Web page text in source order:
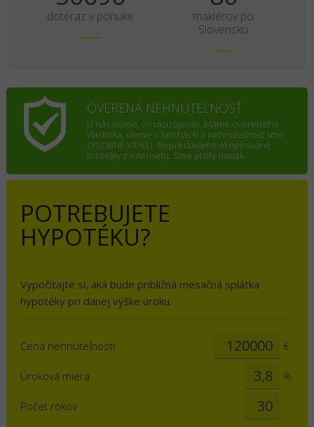
doteraz v ponuke
maklérov po
Slovensku
OVERENÁ NEHNUTEĽNOSŤ
U nás vieme, čo ukazujeme. Máme overeného
vlastníka, vieme o ťarchách a nehnuteľnosť sme
OSOBNE VIDELI. Nepredávame okopírované
inzeráty z internetu. Sme profesionáli.
POTREBUJETE
HYPOTÉKU?
Vypočítajte si, aká bude približná mesačná splátka
hypotéky pri danej výške úroku.
Cena nehnuteľnosti €
Úroková miera %
Počet rokov